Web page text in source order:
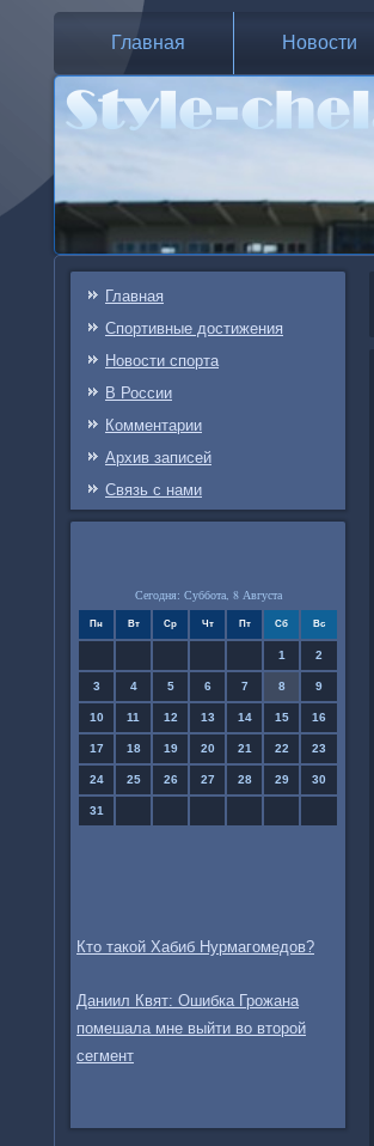
Главная Новости
Главная
Спортивные достижения
Новости спорта
В России
Комментарии
Архив записей
Связь c нами
Сегодня: Суббота, 8 Августа
Пн Вт Ср Чт Пт Сб Вс
1 2
3 4 5 6 7 8 9
10 11 12 13 14 15 16
17 18 19 20 21 22 23
24 25 26 27 28 29 30
31
Кто такой Хабиб Нурмагомедов?
Даниил Квят: Ошибка Грожана
помешала мне выйти во второй
сегмент